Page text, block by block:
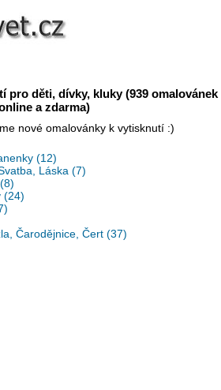
pro děti, dívky, kluky (939 omalovánek
a zdarma)
nové omalovánky k vytisknutí :)
(12)
Láska (7)
(24)
Čarodějnice, Čert (37)